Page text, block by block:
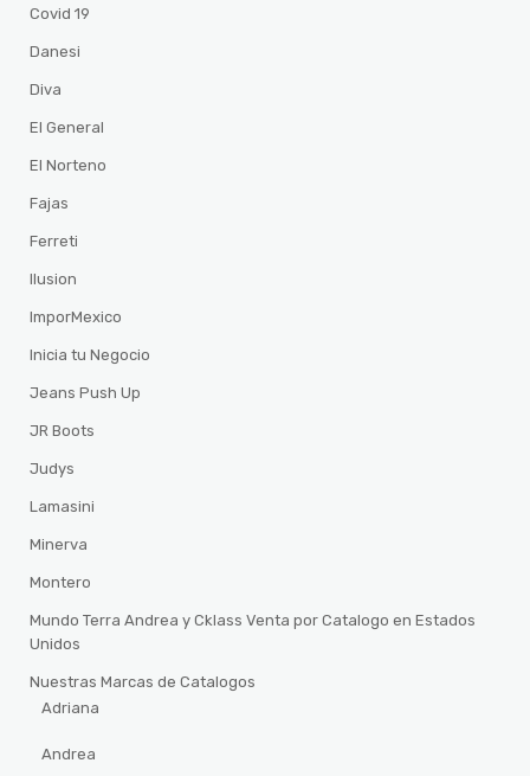
Covid 19
Danesi
Diva
El General
El Norteno
Fajas
Ferreti
Ilusion
ImporMexico
Inicia tu Negocio
Jeans Push Up
JR Boots
Judys
Lamasini
Minerva
Montero
Mundo Terra Andrea y Cklass Venta por Catalogo en Estados
Unidos
Nuestras Marcas de Catalogos
Adriana
Andrea